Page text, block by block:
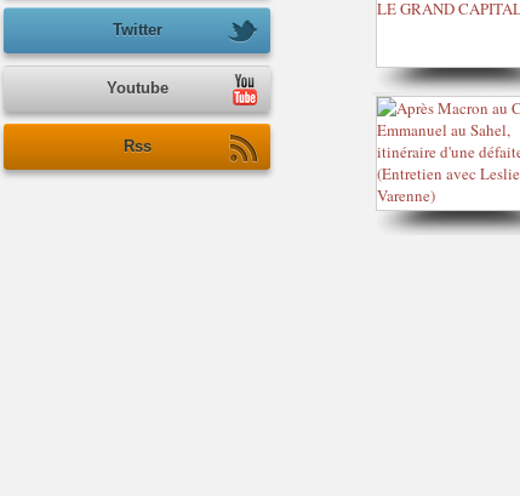
Twitter
Youtube
Rss